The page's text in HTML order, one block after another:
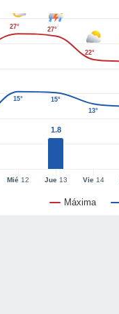
Máxima
Mié 12 Jue13 Vie14
1.8
27° 27°
22°
15°
15°
13°